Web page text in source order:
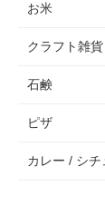
お米
クラフト雑貨
石鹸
ピザ
カレー / シチ